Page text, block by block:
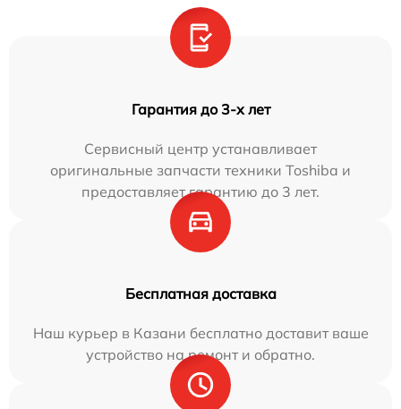
Гарантия до 3-х лет
Сервисный центр устанавливает
оригинальные запчасти техники Toshiba и
предоставляет гарантию до 3 лет.
Бесплатная доставка
Наш курьер в Казани бесплатно доставит ваше
устройство на ремонт и обратно.